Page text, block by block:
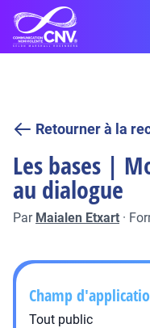
Retourner à la
Les bases |
au dialogue
Par Maialen Etxart ·
Champ
Tout public